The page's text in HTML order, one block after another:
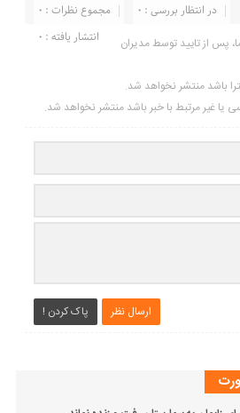
مجموع نظرات : 0
در انتظار بررسی : 0
انتشار یافته : 0
پس از تایید توسط مدیران
باشد منتشر نخواهد شد.
یا غیر مرتبط با خبر باشد منتشر نخواهد شد.
ارسال نظر پاک کردن !